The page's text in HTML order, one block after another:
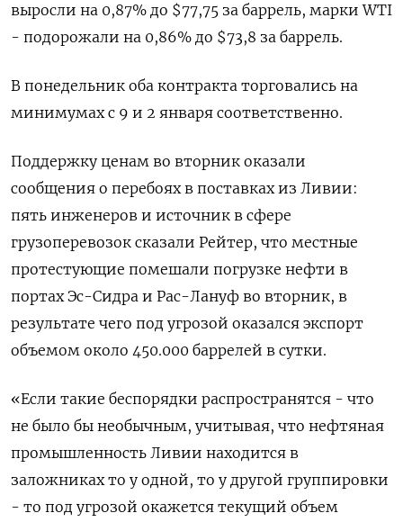
выросли на 0,87% до $77,75 за баррель, марки WTI
- подорожали на 0,86% до $73,8 за баррель.
В понедельник оба контракта торговались на
минимумах с 9 и 2 января соответственно.
Поддержку ценам во вторник оказали
сообщения о перебоях в поставках из Ливии:
пять инженеров и источник в сфере
грузоперевозок сказали Рейтер, что местные
протестующие помешали погрузке нефти в
портах Эс-Сидра и Рас-Лануф во вторник, в
результате чего под угрозой оказался экспорт
объемом около 450.000 баррелей в сутки.
«Если такие беспорядки распространятся - что
не было бы необычным, учитывая, что нефтяная
промышленность Ливии находится в
заложниках то у одной, то у другой группировки
- то под угрозой окажется текущий объем